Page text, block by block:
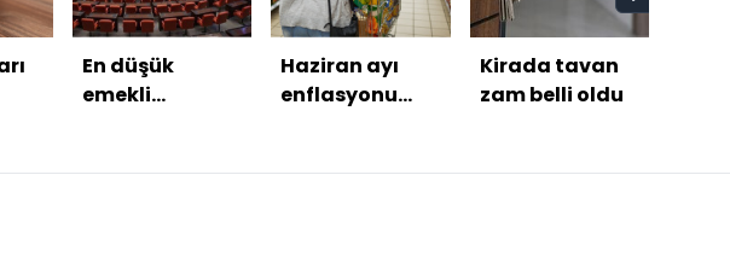
En düşük
emekli
ilişkin teklif
Haziran ayı
enflasyonu
Kirada tavan
zam belli oldu